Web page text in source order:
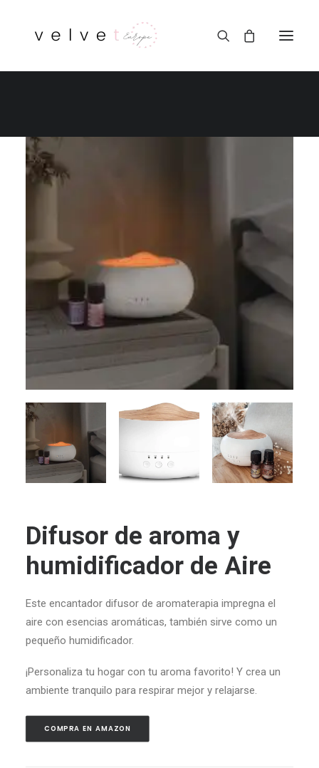
Difusor de aroma y
humidificador de Aire
Este encantador difusor de aromaterapia impregna el
aire con esencias aromáticas, también sirve como un
pequeño humidificador.
¡Personaliza tu hogar con tu aroma favorito! Y crea un
ambiente tranquilo para respirar mejor y relajarse.
COMPRA EN AMAZON